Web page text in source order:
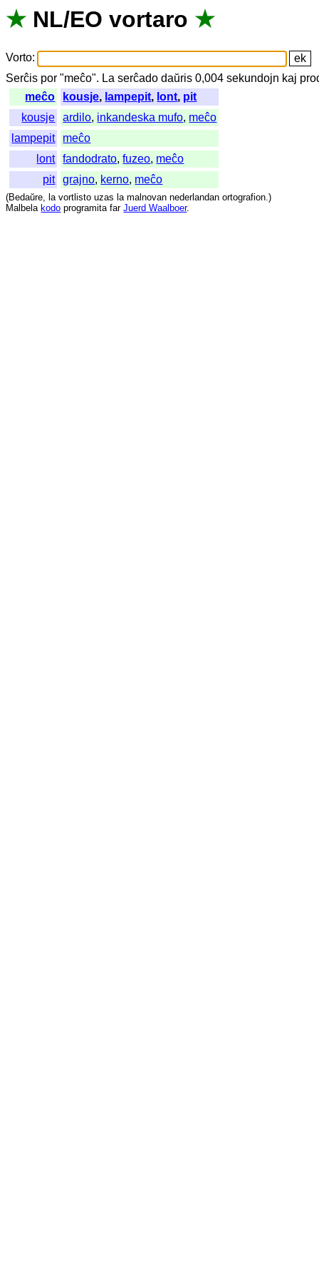
★ NL/EO vortaro ★
Vorto:
Serĉis por "meĉo". La serĉado daŭris 0,004sekundojn kaj
meĉo
kousje, lampepit, lont, pit
kousje
ardilo, inkandeska mufo, meĉo
lampepit
meĉo
lont
fandodrato,fuzeo, meĉo
pit
grajno, kerno, meĉo
(Bedaŭre, la vortlisto uzas la malnovan nederlandan ortografion.)
Malbela kodo programita far Juerd Waalboer.